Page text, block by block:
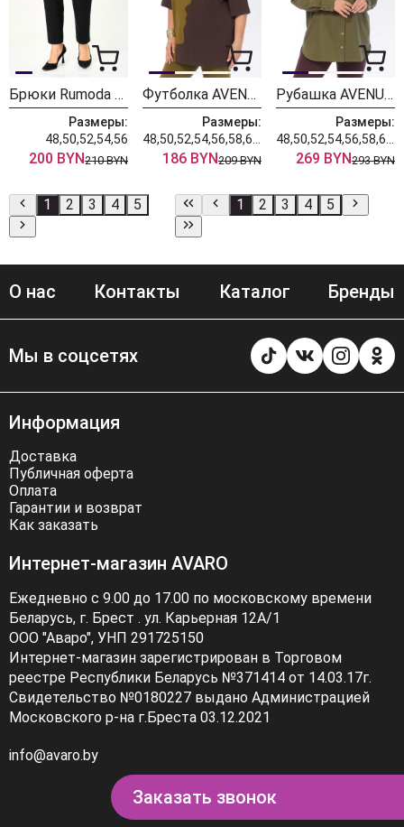
Брюки Rumoda 2289 черные
Размеры:
48,50,52,54,56
200 BYN210 BYN
Футболка AVENUE 0339-1
Размеры:
186 BYN209 BYN
Рубашка AVENUE 0321-3
Размеры:
269 BYN293 BYN
1 2 3 4 5 1 2 3 4 5
О нас Контакты Каталог Бренды
Мы в соцсетях
Информация
Доставка
Публичная оферта
Оплата
Гарантии и возврат
Как заказать
Интернет-магазин AVARO
Ежедневно с 9.00 до 17.00 по московскому времени
Беларусь, г. Брест . ул. Карьерная 12А/1
ООО "Аваро", УНП 291725150
Интернет-магазин зарегистрирован в Торговом
реестре Республики Беларусь №371414 от 14.03.17г.
Свидетельство №0180227 выдано Администрацией
Московского р-на г.Бреста 03.12.2021
info@avaro.by
Заказать звонок